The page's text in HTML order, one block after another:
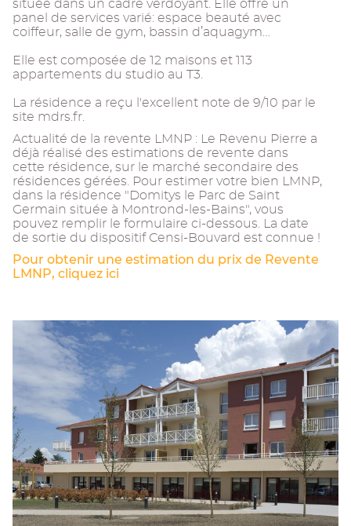
située dans un cadre verdoyant. Elle offre un
panel de services varié: espace beauté avec
coiffeur, salle de gym, bassin d’aquagym…
Elle est composée de 12 maisons et 113
appartements du studio au T3.
La résidence a reçu l'excellent note de 9/10 par le
site mdrs.fr.
Actualité de la revente LMNP : Le Revenu Pierre a
déjà réalisé des estimations de revente dans
cette résidence, sur le marché secondaire des
résidences gérées. Pour estimer votre bien LMNP,
dans la résidence "Domitys le Parc de Saint
Germain située à Montrond-les-Bains", vous
pouvez remplir le formulaire ci-dessous. La date
de sortie du dispositif Censi-Bouvard est connue !
Pour obtenir une estimation du prix de Revente
LMNP, cliquez ici